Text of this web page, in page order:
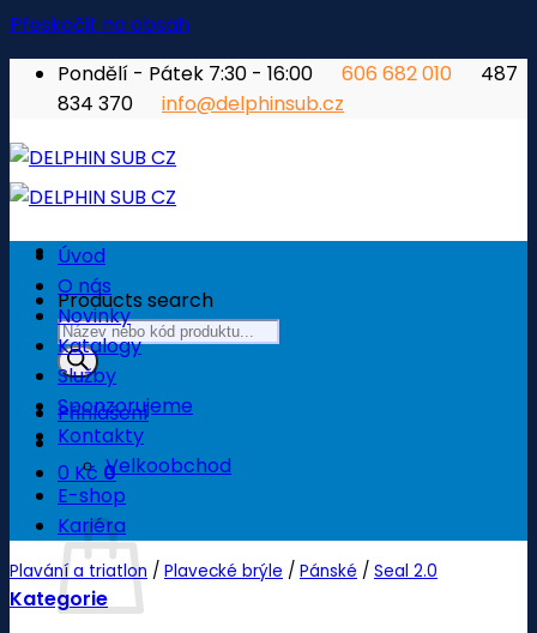
Přeskočit na obsah
Pondělí - Pátek 7:30 - 16:00
606 682 010
487
834 370
info@delphinsub.cz
Products search
Přihlášení
0 Kč 0
Košík
Úvod
O nás
Novinky
Katalogy
Služby
Sponzorujeme
Kontakty
Velkoobchod
E-shop
Kariéra
Plavání a triatlon / Plavecké brýle / Pánské / Seal 2.0
Kategorie